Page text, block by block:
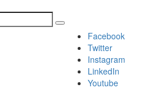
Facebook
Twitter
Instagram
LinkedIn
Youtube